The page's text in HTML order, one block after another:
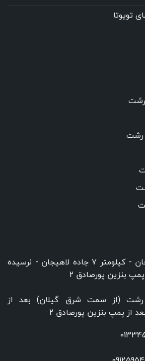
تویوتا
رشت
رشت
اتوبان رشت به لاهیجان - کیلومتر ۷ جاده لاهیجان - نرسیده
بنزین پورصادق ۲
رشت (از سمت شرق گیلان) بعد از